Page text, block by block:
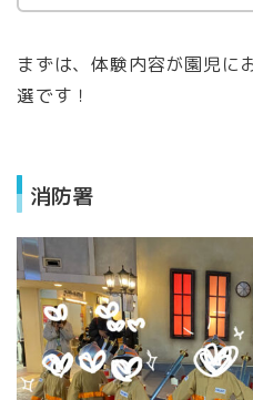
まずは、体験内容が園児に
選です！
消防署